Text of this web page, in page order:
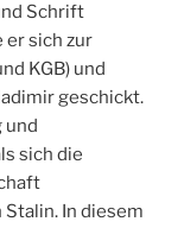
Schrift
er sich zur
KGB) und
geschickt.
und
sich die
In diesem